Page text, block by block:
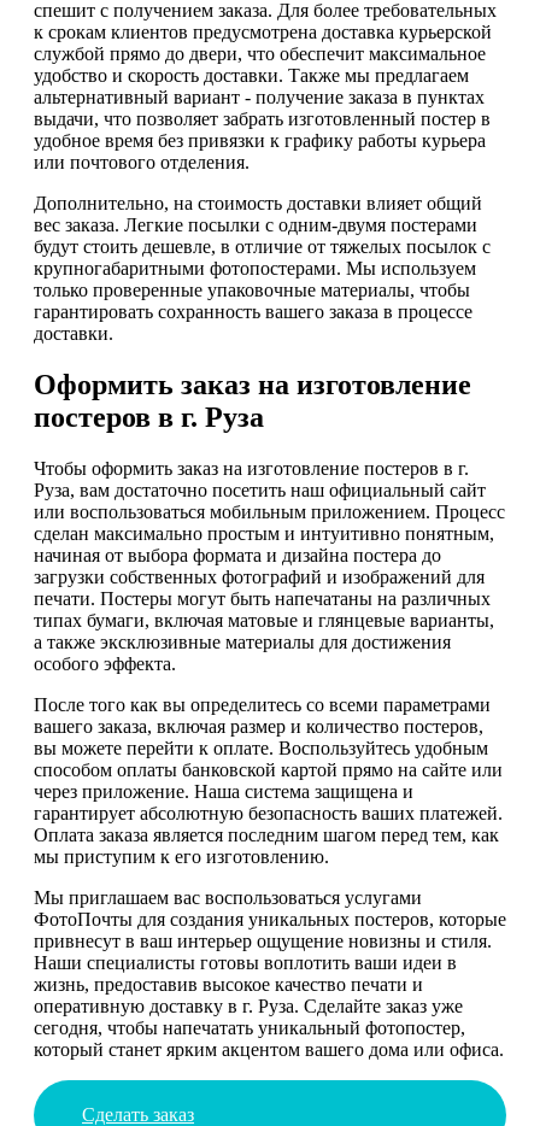
спешит с получением заказа. Для более требовательных
к срокам клиентов предусмотрена доставка курьерской
службой прямо до двери, что обеспечит максимальное
удобство и скорость доставки. Также мы предлагаем
альтернативный вариант - получение заказа в пунктах
выдачи, что позволяет забрать изготовленный постер в
удобное время без привязки к графику работы курьера
или почтового отделения.
Дополнительно, на стоимость доставки влияет общий
вес заказа. Легкие посылки с одним-двумя постерами
будут стоить дешевле, в отличие от тяжелых посылок с
крупногабаритными фотопостерами. Мы используем
только проверенные упаковочные материалы, чтобы
гарантировать сохранность вашего заказа в процессе
доставки.
Оформить заказ на изготовление
постеров в г. Руза
Чтобы оформить заказ на изготовление постеров в г.
Руза, вам достаточно посетить наш официальный сайт
или воспользоваться мобильным приложением. Процесс
сделан максимально простым и интуитивно понятным,
начиная от выбора формата и дизайна постера до
загрузки собственных фотографий и изображений для
печати. Постеры могут быть напечатаны на различных
типах бумаги, включая матовые и глянцевые варианты,
а также эксклюзивные материалы для достижения
особого эффекта.
После того как вы определитесь со всеми параметрами
вашего заказа, включая размер и количество постеров,
вы можете перейти к оплате. Воспользуйтесь удобным
способом оплаты банковской картой прямо на сайте или
через приложение. Наша система защищена и
гарантирует абсолютную безопасность ваших платежей.
Оплата заказа является последним шагом перед тем, как
мы приступим к его изготовлению.
Мы приглашаем вас воспользоваться услугами
ФотоПочты для создания уникальных постеров, которые
привнесут в ваш интерьер ощущение новизны и стиля.
Наши специалисты готовы воплотить ваши идеи в
жизнь, предоставив высокое качество печати и
оперативную доставку в г. Руза. Сделайте заказ уже
сегодня, чтобы напечатать уникальный фотопостер,
который станет ярким акцентом вашего дома или офиса.
Сделать заказ